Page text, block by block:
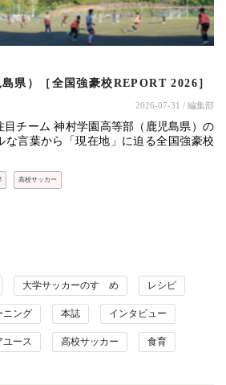
県）［全国強豪校REPORT 2026］
2026-07-31 / 編集部
目チーム 神村学園高等部（鹿児島県）の
な言葉から「現在地」に迫る全国強豪校
高校サッカー
大学サッカーのすゝめ レシピ
ニング 本誌 インタビュー
ユース 高校サッカー 食育